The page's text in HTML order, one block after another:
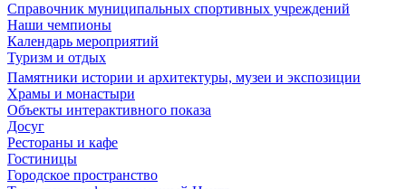
Справочник муниципальных спортивных учреждений
Наши чемпионы
Календарь мероприятий
Туризм и отдых
Памятники истории и архитектуры, музеи и экспозиции
Храмы и монастыри
Объекты интерактивного показа
Досуг
Рестораны и кафе
Гостиницы
Городское пространство